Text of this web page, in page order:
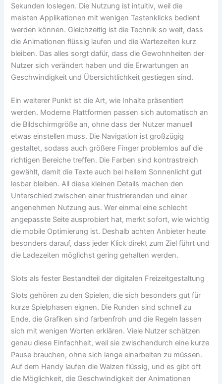
Sekunden loslegen. Die Nutzung ist intuitiv, weil die
meisten Applikationen mit wenigen Tastenklicks bedient
werden können. Gleichzeitig ist die Technik so weit, dass
die Animationen flüssig laufen und die Wartezeiten kurz
bleiben. Das alles sorgt dafür, dass die Gewohnheiten der
Nutzer sich verändert haben und die Erwartungen an
Geschwindigkeit und Übersichtlichkeit gestiegen sind.
Ein weiterer Punkt ist die Art, wie Inhalte präsentiert
werden. Moderne Plattformen passen sich automatisch an
die Bildschirmgröße an, ohne dass der Nutzer manuell
etwas einstellen muss. Die Navigation ist großzügig
gestaltet, sodass auch größere Finger problemlos auf die
richtigen Bereiche treffen. Die Farben sind kontrastreich
gewählt, damit die Texte auch bei hellem Sonnenlicht gut
lesbar bleiben. All diese kleinen Details machen den
Unterschied zwischen einer frustrierenden und einer
angenehmen Nutzung aus. Wer einmal eine schlecht
angepasste Seite ausprobiert hat, merkt sofort, wie wichtig
die mobile Optimierung ist. Deshalb achten Anbieter heute
besonders darauf, dass jeder Klick direkt zum Ziel führt und
die Ladezeiten möglichst gering gehalten werden.
Slots als fester Bestandteil der digitalen Freizeitgestaltung
Slots gehören zu den Spielen, die sich besonders gut für
kurze Spielphasen eignen. Die Runden sind schnell zu
Ende, die Grafiken sind farbenfroh und die Regeln lassen
sich mit wenigen Worten erklären. Viele Nutzer schätzen
genau diese Einfachheit, weil sie zwischendurch eine kurze
Pause brauchen, ohne sich lange einarbeiten zu müssen.
Auf dem Handy laufen die Walzen flüssig, und es gibt oft
die Möglichkeit, die Geschwindigkeit der Animationen